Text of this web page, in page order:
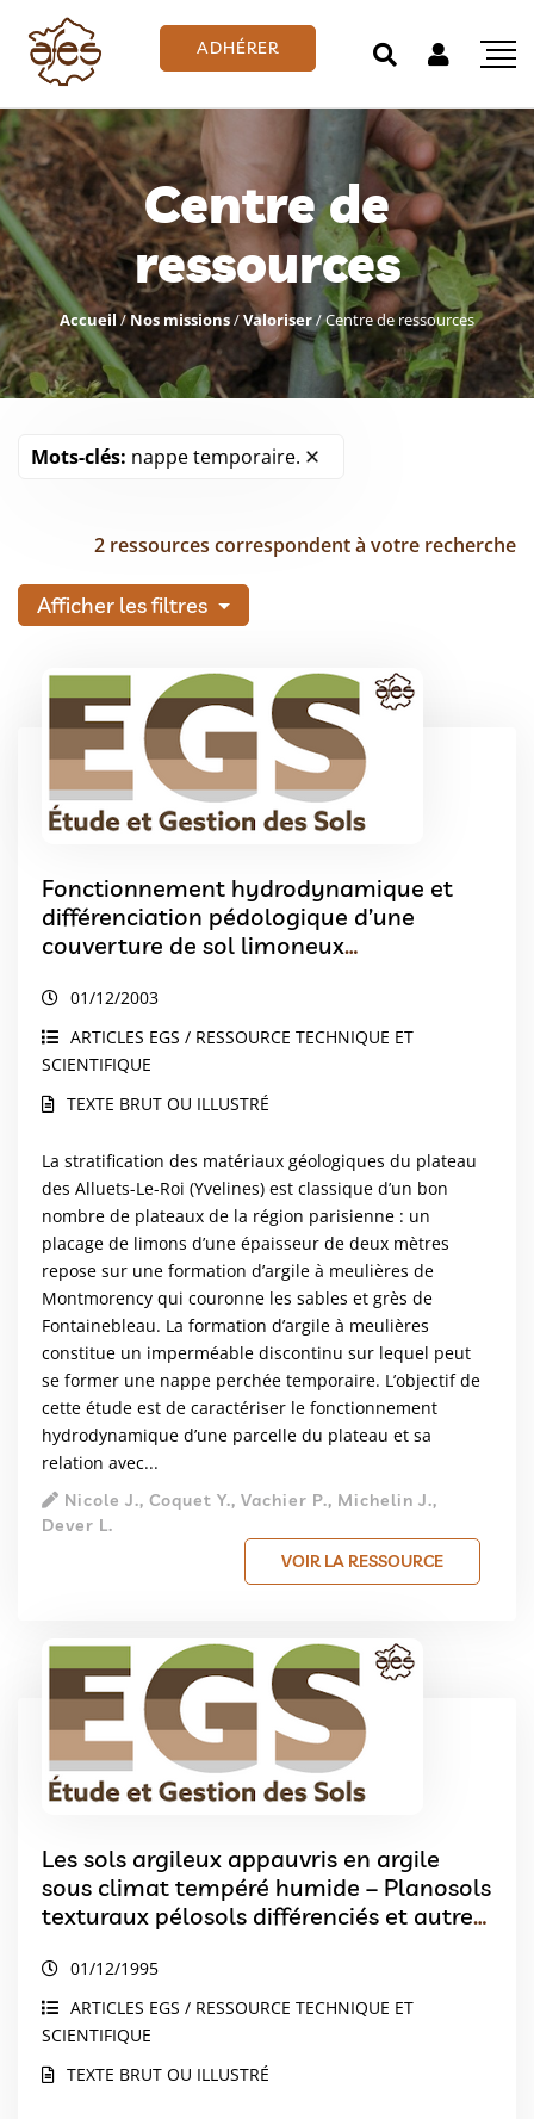
ADHÉRER
Centre de
ressources
Accueil/Nos missions/Valoriser/Centre de ressources
Mots-clés: nappe temporaire.
2 ressources correspondent à votre recherche
Afficher les filtres
Fonctionnement hydrodynamique et
différenciation pédologique d’une
couverture de sol limoneux
01/12/2003
ARTICLES EGS / RESSOURCE TECHNIQUE ET
SCIENTIFIQUE
TEXTE BRUT OU ILLUSTRÉ
La stratification des matériaux géologiques du plateau
des Alluets-Le-Roi (Yvelines) est classique d’un bon
nombre de plateaux de la région parisienne : un
placage de limons d’une épaisseur de deux mètres
repose sur une formation d’argile à meulières de
Montmorency qui couronne les sables et grès de
Fontainebleau. La formation d’argile à meulières
constitue un imperméable discontinu sur lequel peut
se former une nappe perchée temporaire. L’objectif de
cette étude est de caractériser le fonctionnement
hydrodynamique d’une parcelle du plateau et sa
relation avec...
Nicole J., Coquet Y., Vachier P., Michelin J.,
Dever L.
VOIR LA RESSOURCE
Les sols argileux appauvris en argile
sous climat tempéré humide – Planosols
texturaux pélosols différenciés et autres
01/12/1995
ARTICLES EGS / RESSOURCE TECHNIQUE ET
SCIENTIFIQUE
TEXTE BRUT OU ILLUSTRÉ